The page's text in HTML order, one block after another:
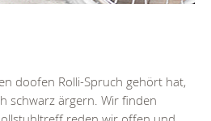
doofen Rolli-Spruch gehört hat,
schwarz ärgern. Wir finden